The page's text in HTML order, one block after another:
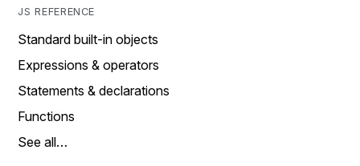
JS REFERENCE
Standard built-in objects
Expressions & operators
Statements & declarations
Functions
See all…